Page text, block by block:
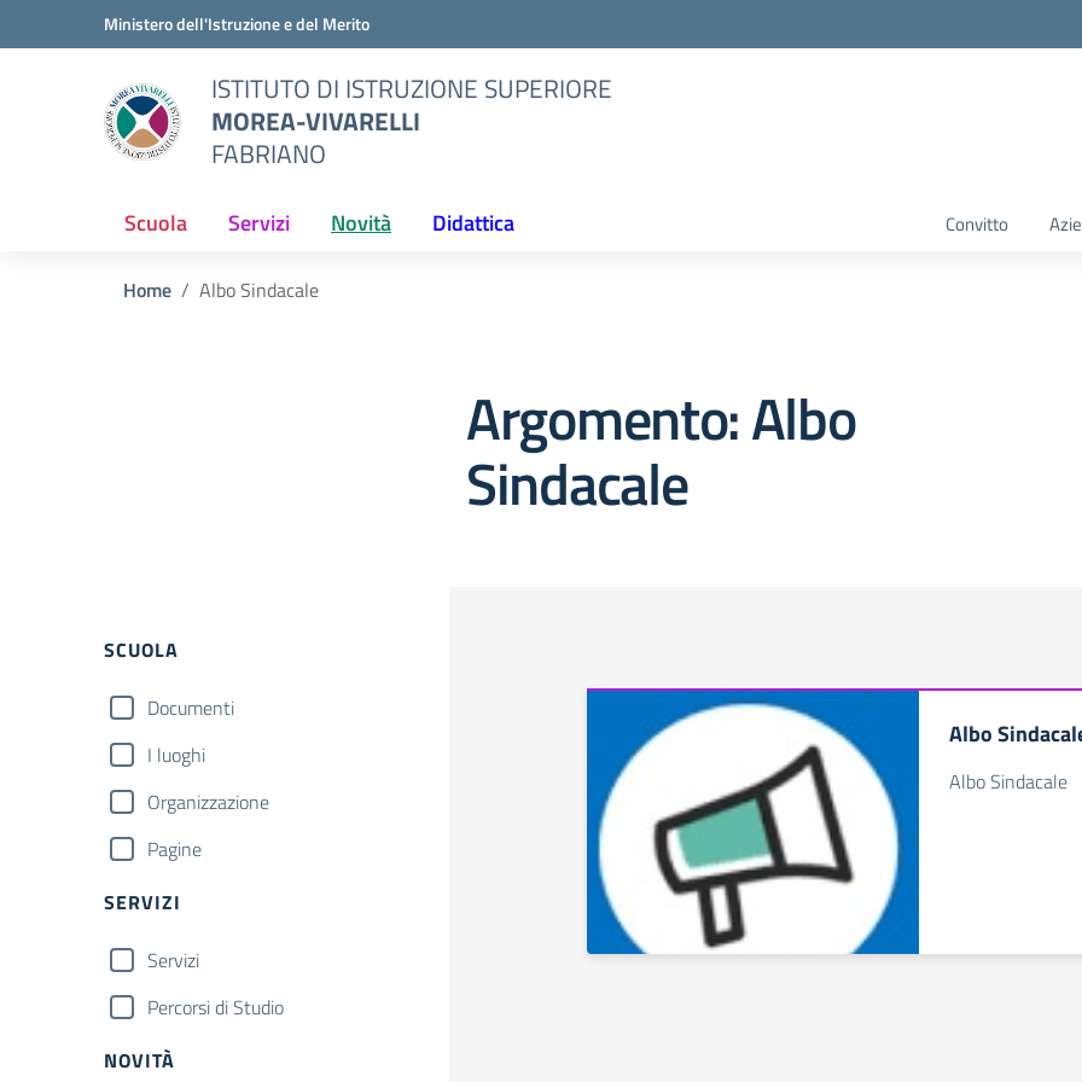
Vai ai contenuti
Vai al menu di navigazioneMinistero dell'Istruzione e del Merito
ISTITUTO DI ISTRUZIONE SUPERIORE
MOREA-VIVARELLI
FABRIANO
Scuola Servizi Novità Didattica Convitto
Home Albo Sindacale
Argomento: Albo
Sindacale
Filtri
SCUOLA
Documenti
I luoghi
Organizzazione
Pagine
SERVIZI
Servizi
Percorsi di Studio
NOVITÀ
Albo
Albo Sindacale